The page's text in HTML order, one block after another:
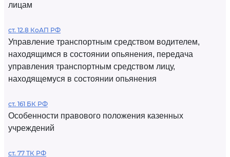
лицам
ст. 12.8 КоАП РФ
Управление транспортным средством водителем,
находящимся в состоянии опьянения, передача
управления транспортным средством лицу,
находящемуся в состоянии опьянения
ст. 161 БК РФ
Особенности правового положения казенных
учреждений
ст. 77 ТК РФ